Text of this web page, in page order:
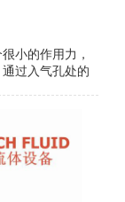
小的作用力，
过入气孔处的